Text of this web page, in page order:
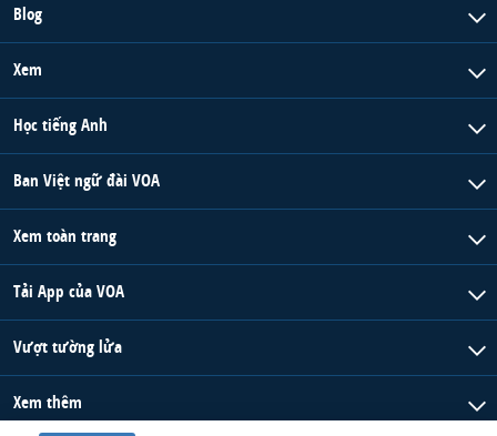
Blog
Xem
Học tiếng Anh
Ban Việt ngữ đài VOA
Xem toàn trang
Tải App của VOA
Vượt tường lửa
Xem thêm